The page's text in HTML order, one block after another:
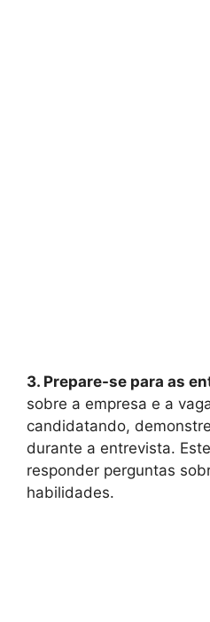
3. Prepare-se para as
sobre a empresa e a
candidatando,
durante a entrevista.
responder perguntas
habilidades.